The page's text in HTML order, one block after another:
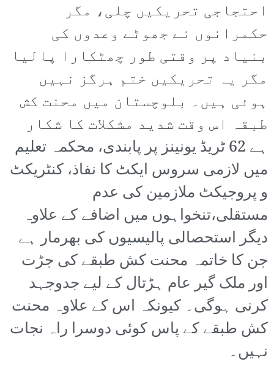
احتجاجی تحریکیں چلی، مگر
حکمرانوں نے جھوٹے وعدوں کی
بنیاد پر وقتی طور چھٹکارا پالیا
مگر یہ تحریکیں ختم ہرگز نہیں
ہوئی ہیں۔ بلوچستان میں محنت کش
طبقہ اس وقت شدید مشکلات کا شکار
ہے 62 ٹریڈ یونینز پر پابندی، محکمہ تعلیم
میں لازمی سروس ایکٹ کا نفاذ، کنٹریکٹ
و پروجیکٹ ملازمین کی عدم
مستقلی،تنخواہوں میں اضافے کے علاوہ
دیگر استحصالی پالیسیوں کی بھرمار ہے
جن کا خاتمہ محنت کش طبقے کی جڑت
اور ملک گیر عام ہڑتال کے لیے جدوجہد
کرنی ہوگی۔ کیونکہ اس کے علاوہ محنت
کش طبقے کے پاس کوئی دوسرا راہ نجات
نہیں۔